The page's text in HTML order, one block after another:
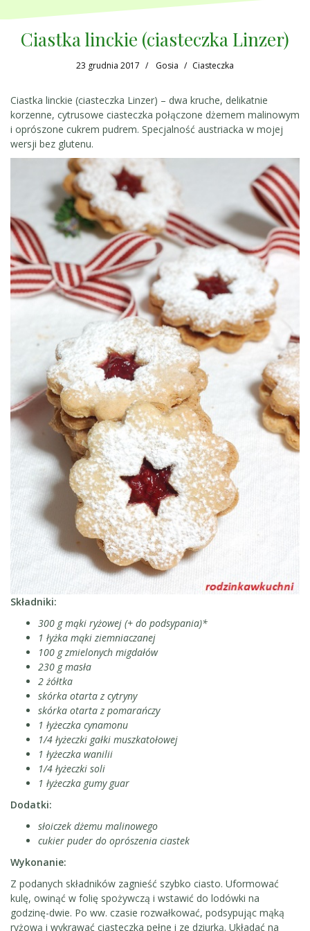
Ciastka linckie (ciasteczka Linzer)
23 grudnia 2017 Gosia Ciasteczka
Ciastka linckie (ciasteczka Linzer) – dwa kruche, delikatnie
korzenne, cytrusowe ciasteczka połączone dżemem malinowym
i oprószone cukrem pudrem. Specjalność austriacka w mojej
wersji bez glutenu.
Składniki:
300 g mąki ryżowej (+ do podsypania)*
1 łyżka mąki ziemniaczanej
100 g zmielonych migdałów
230 g masła
2 żółtka
skórka otarta z cytryny
skórka otarta z pomarańczy
1 łyżeczka cynamonu
1/4 łyżeczki gałki muszkatołowej
1 łyżeczka wanilii
1/4 łyżeczki soli
1 łyżeczka gumy guar
Dodatki:
słoiczek dżemu malinowego
cukier puder do oprószenia ciastek
Wykonanie:
Z podanych składników zagnieść szybko ciasto. Uformować
kulę, owinąć w folię spożywczą i wstawić do lodówki na
godzinę-dwie. Po ww. czasie rozwałkować, podsypując mąką
ryżową i wykrawać ciasteczka pełne i ze dziurką. Układać na